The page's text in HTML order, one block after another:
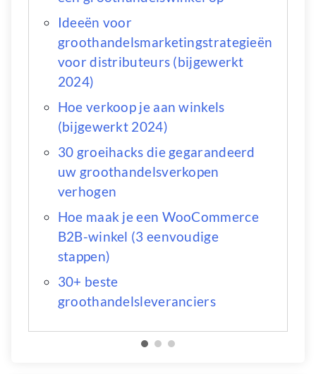
Ideeën voor
groothandelsmarketingstrategieën
voor distributeurs (bijgewerkt
2024)
Hoe verkoop je aan winkels
(bijgewerkt 2024)
30 groeihacks die gegarandeerd
uw groothandelsverkopen
verhogen
Hoe maak je een WooCommerce
B2B-winkel (3 eenvoudige
stappen)
30+ beste
groothandelsleveranciers